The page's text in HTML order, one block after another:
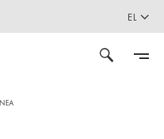
EL
ΝΕΑ